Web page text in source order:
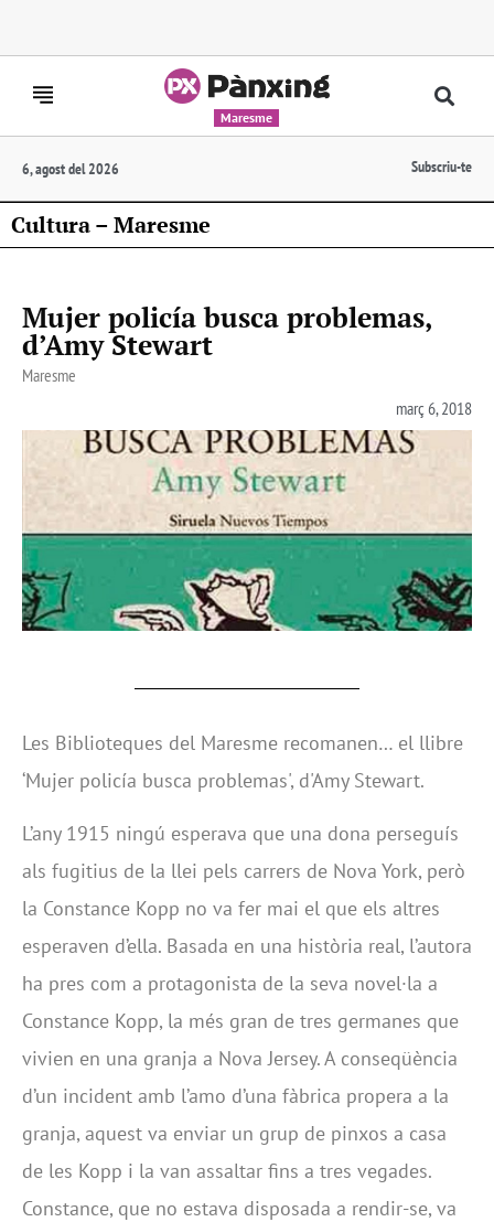
Maresme
6, agost del 2026 Subscriu-te
Cultura – Maresme
Mujer policía busca problemas,
d’Amy Stewart
Maresme
març 6, 2018
Les Biblioteques del Maresme recomanen… el llibre
‘Mujer policía busca problemas', d'Amy Stewart.
L’any 1915 ningú esperava que una dona perseguís
als fugitius de la llei pels carrers de Nova York, però
la Constance Kopp no va fer mai el que els altres
esperaven d’ella. Basada en una història real, l’autora
ha pres com a protagonista de la seva novel·la a
Constance Kopp, la més gran de tres germanes que
vivien en una granja a Nova Jersey. A conseqüència
d’un incident amb l’amo d’una fàbrica propera a la
granja, aquest va enviar un grup de pinxos a casa
de les Kopp i la van assaltar fins a tres vegades.
Constance, que no estava disposada a rendir-se, va